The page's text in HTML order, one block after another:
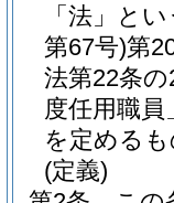
「法」と
第67号)第
法第22条
度任用職
を定める
(定義)